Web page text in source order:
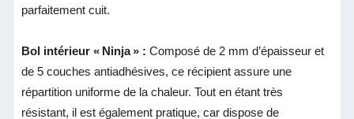
parfaitement cuit.
Bol intérieur « Ninja » : Composé de 2 mm d’épaisseur et
de 5 couches antiadhésives, ce récipient assure une
répartition uniforme de la chaleur. Tout en étant très
résistant, il est également pratique, car dispose de